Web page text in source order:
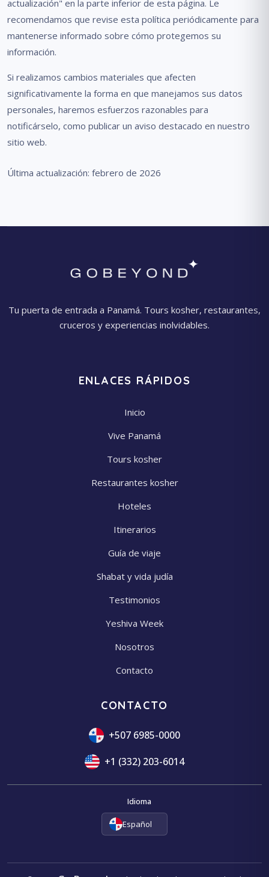
actualización" en la parte inferior de esta página. Le
recomendamos que revise esta política periódicamente para
mantenerse informado sobre cómo protegemos su
información.
Si realizamos cambios materiales que afecten
significativamente la forma en que manejamos sus datos
personales, haremos esfuerzos razonables para
notificárselo, como publicar un aviso destacado en nuestro
sitio web.
Última actualización: febrero de 2026
Tu puerta de entrada a Panamá. Tours kosher, restaurantes,
cruceros y experiencias inolvidables.
ENLACES RÁPIDOS
Inicio
Vive Panamá
Tours kosher
Restaurantes kosher
Hoteles
Itinerarios
Guía de viaje
Shabat y vida judía
Testimonios
Yeshiva Week
Nosotros
Contacto
CONTACTO
+507 6985-0000
+1 (332) 203-6014
Idioma
Español